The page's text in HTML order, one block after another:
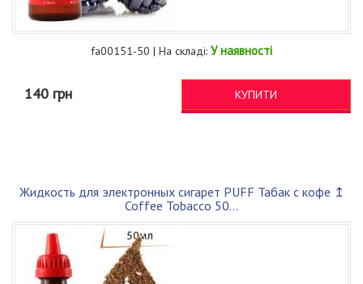
fa00151-50 | На складі: У наявності
140 грн КУПИТИ
Жидкость для электронных сигарет PUFF Табак с кофе ↥
Coffee Tobacco 50...